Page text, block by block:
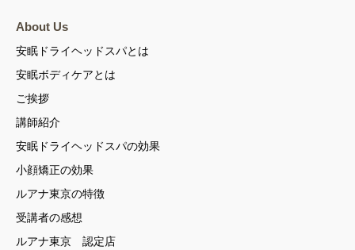
About Us
安眠ドライヘッドスパとは
安眠ボディケアとは
ご挨拶
講師紹介
安眠ドライヘッドスパの効果
小顔矯正の効果
ルアナ東京の特徴
受講者の感想
ルアナ東京 認定店